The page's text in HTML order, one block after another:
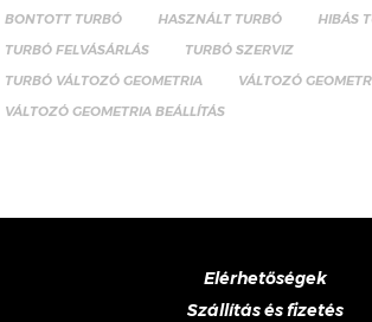
BONTOTT TURBÓ HASZNÁLT TURBÓ
HIBÁS
TURBÓ FELVÁSÁRLÁS
TURBÓ SZERVIZ
TURBÓ VÁLTOZÓ GEOMETRIA
VÁLTOZÓ
VÁLTOZÓ GEOMETRIA BEÁLLÍTÁS
Elérhetőségek
Szállítás és fizetés